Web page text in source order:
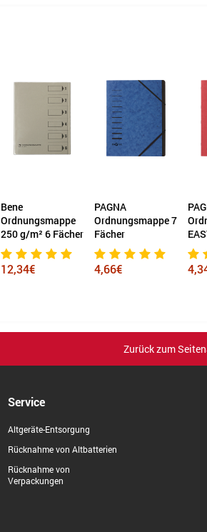
Bene
Ordnungsmappe
250 g/m² 6 Fächer
12,34€
PAGNA
Ordnungsmappe 7
Fächer
4,66€
Zurück zum
Service
Altgeräte-Entsorgung
Rücknahme von Altbatterien
Rücknahme von
Verpackungen